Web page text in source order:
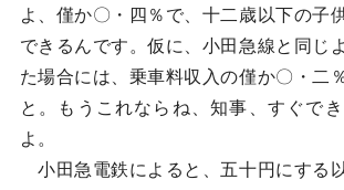
よ、僅か〇・四％で、十二歳以下の子
できるんです。仮に、小田急線と同じ
た場合には、乗車料収入の僅か〇・二
と。もうこれならね、知事、すぐで
よ。
小田急電鉄によると、五十円にする